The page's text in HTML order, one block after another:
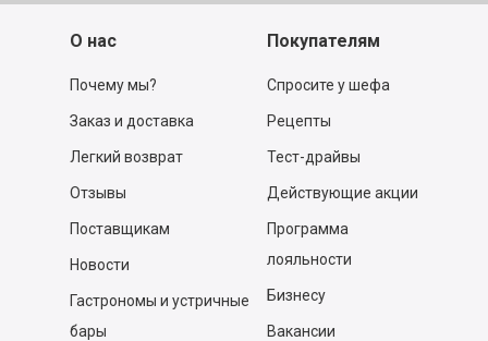
О нас
Почему мы?
Заказ и доставка
Легкий возврат
Отзывы
Поставщикам
Новости
Гастрономы и устричные
бары
Покупателям
Спросите у шефа
Рецепты
Тест-драйвы
Действующие акции
Программа
лояльности
Бизнесу
Вакансии